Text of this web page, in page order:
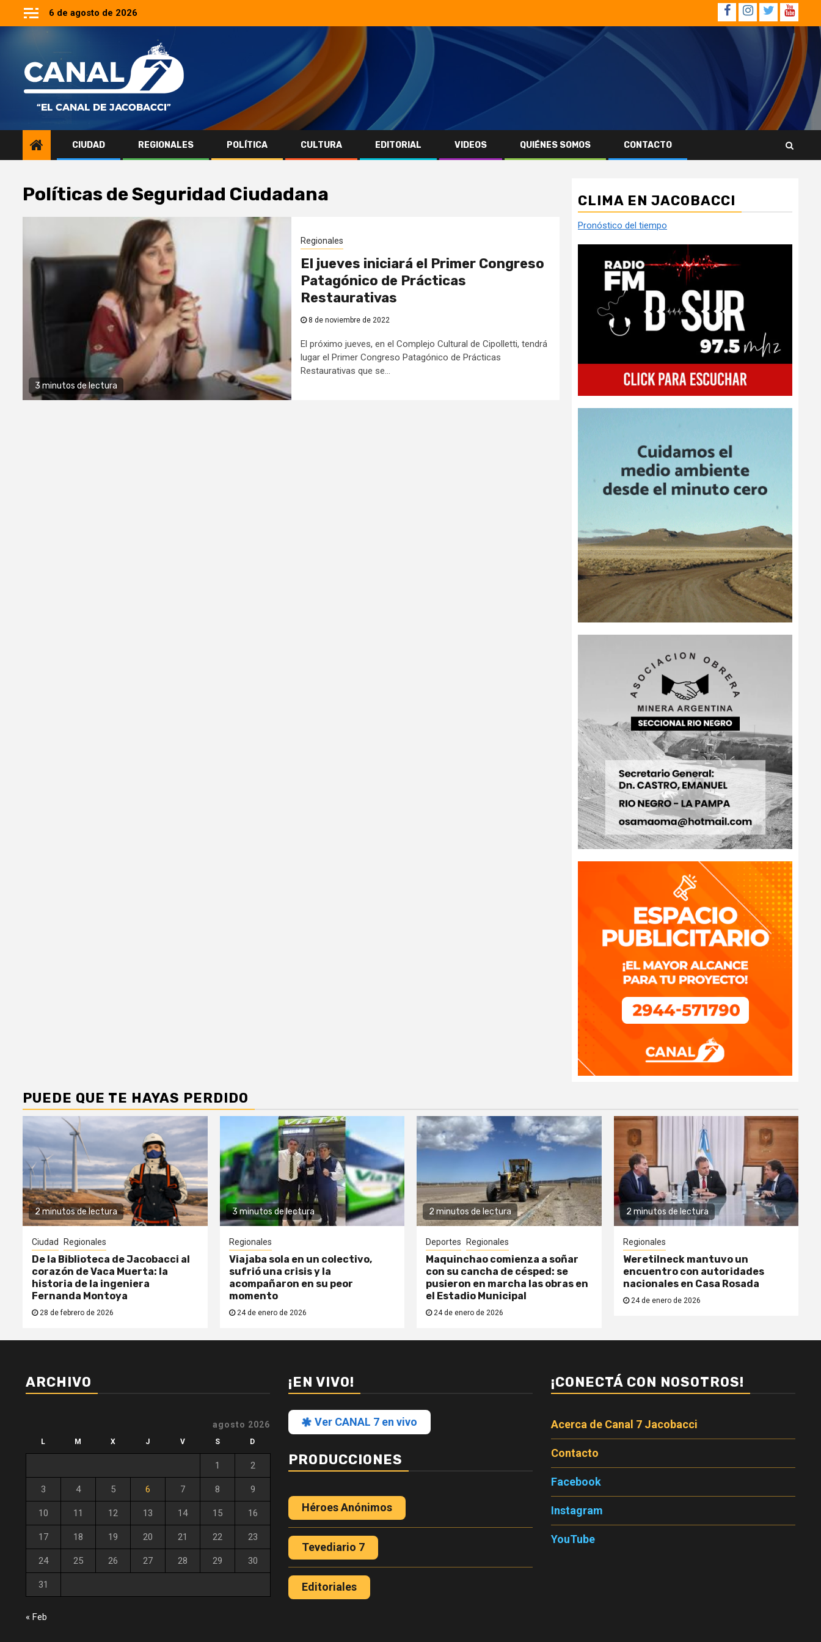
6 de agosto de 2026 Facebook
Instagram
Twitter
CIUDAD REGIONALES POLÍTICA CULTURA EDITORIAL VIDEOS QUIÉNES SOMOS CONTACTO
Políticas de Seguridad Ciudadana
3 minutos de lectura
Regionales
El jueves iniciará el Primer Congreso
Patagónico de Prácticas
Restaurativas
8 de noviembre de 2022
El próximo jueves, en el Complejo Cultural de Cipolletti, tendrá
lugar el Primer Congreso Patagónico de Prácticas
Restaurativas que se...
CLIMA EN JACOBACCI
Pronóstico del tiempo
PUEDE QUE TE HAYAS PERDIDO
2 minutos de lectura
Ciudad Regionales
De la Biblioteca de Jacobacci al
corazón de Vaca Muerta: la
historia de la ingeniera
Fernanda Montoya
28 de febrero de 2026
3 minutos de lectura
Regionales
Viajaba sola en un colectivo,
sufrió una crisis y la
acompañaron en su peor
momento
24 de enero de 2026
2 minutos de lectura
Deportes Regionales
Maquinchao comienza a soñar
con su cancha de césped: se
pusieron en marcha las obras en
el Estadio Municipal
24 de enero de 2026
2 minutos de lectura
Regionales
Weretilneck mantuvo un
encuentro con autoridades
nacionales en Casa Rosada
24 de enero de 2026
ARCHIVO
agosto 2026
L M X J V S D
1 2
3 4 5 6 7 8 9
10 11 12 13 14 15 16
17 18 19 20 21 22 23
24 25 26 27 28 29 30
31
« Feb
¡EN VIVO!
Ver CANAL 7 en vivo
PRODUCCIONES
Héroes Anónimos
Tevediario 7
Editoriales
¡CONECTÁ CON NOSOTROS!
Acerca de Canal 7 Jacobacci
Contacto
Facebook
Instagram
YouTube